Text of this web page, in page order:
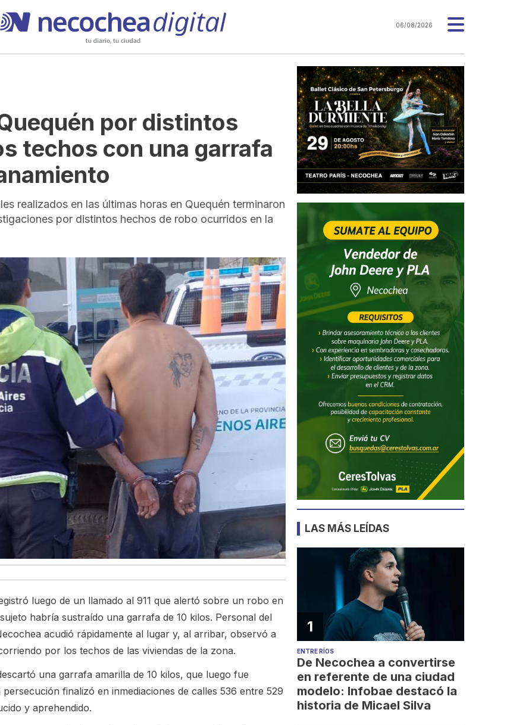
06/08/2026
por distintos
techos con una garrafa
realizados en las últimas horas en Quequén terminaron
por distintos hechos de robo ocurridos en la
luego de un llamado al 911 que alertó sobre un robo en
habría sustraído una garrafa de 10 kilos. Personal del
acudió rápidamente al lugar y, al arribar, observó a
por los techos de las viviendas de la zona.
una garrafa amarilla de 10 kilos, que luego fue
finalizó en inmediaciones de calles 536 entre 529
y aprehendido.
LAS MÁS LEÍDAS
1
ENTRE RÍOS
De Necochea a convertirse
en referente de una ciudad
modelo: Infobae destacó la
historia de Micael Silva